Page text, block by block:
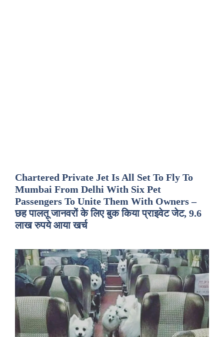
Chartered Private Jet Is All Set To Fly To
Mumbai From Delhi With Six Pet
Passengers To Unite Them With Owners –
छह पालतू जानवरों के लिए बुक किया प्राइवेट जेट, 9.6
लाख रुपये आया खर्च